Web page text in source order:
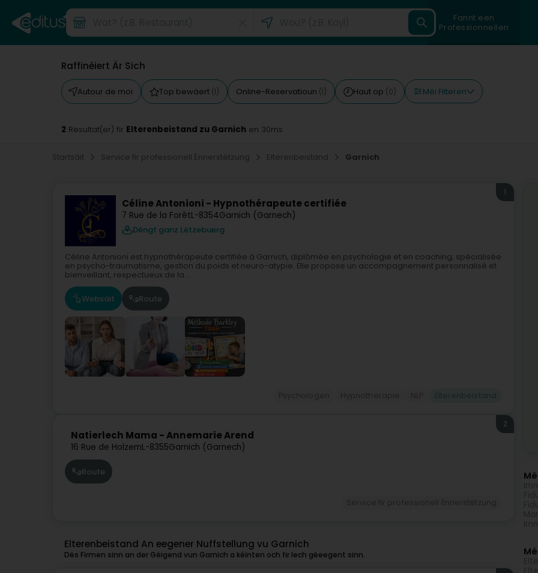
Fannt een
Professionnellen
Raffinéiert Är Sich
Autour de moi Top bewäert (1) Online-Reservatioun (1) Haut op (0) Méi Filteren
2 Resultat(er) fir Elterenbeistand zu Garnich en 30ms
Startsäit Service fir professionell Ënnerstëtzung Elterenbeistand Garnich
Céline Antonioni - Hypnothérapeute certifiée
7 Rue de la ForêtL-8354Garnich (Garnech)
Déngt ganz Lëtzebuerg
1
Céline Antonioni est hypnothérapeute certifiée à Garnich, diplômée en psychologie et en coaching, spécialisée
en psycho-traumatisme, gestion du poids et neuro-atypie. Elle propose un accompagnement personnalisé et
bienveillant, respectueux de la...
Websäit Route
Natierlech Mama - Annemarie Arend
16 Rue de HolzemL-8355Garnich (Garnech)
2
Route
Elterenbeistand An eegener Nuffstellung vu Garnich
Dës Firmen sinn an der Géigend vun Garnich a kéinten och fir Iech gëeegent sinn.